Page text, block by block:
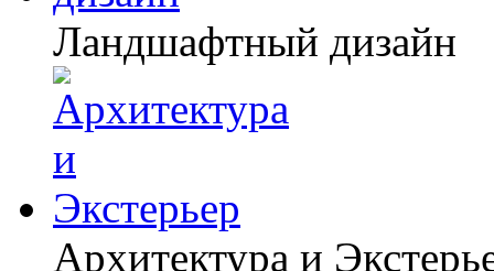
Ландшафтный дизайн
Архитектура и